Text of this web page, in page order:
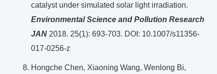
catalyst under simulated solar light irradiation.
Environmental Science and Pollution Research
JAN2018. 25(1): 693-703. DOI: 10.1007/s11356-
017-0256-z
Hongche Chen, Xiaoning Wang, Wenlong Bi,